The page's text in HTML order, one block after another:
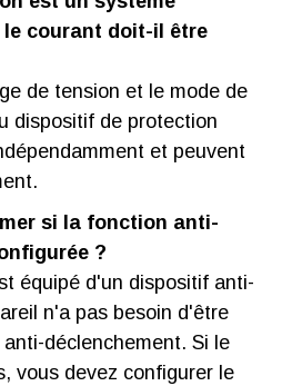
courant doit-il être
de tension et le mode de
dispositif de protection
et peuvent
si la fonction anti-
?
équipé d'un dispositif anti-
n'a pas besoin d'être
déclenchement. Si le
vous devez configurer le